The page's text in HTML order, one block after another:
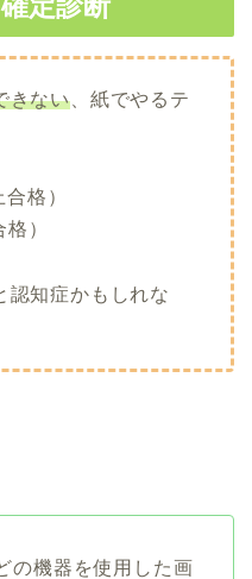
定診断
きない 、紙でやるテ
格）
）
知症かもしれな
の機器を使用した画